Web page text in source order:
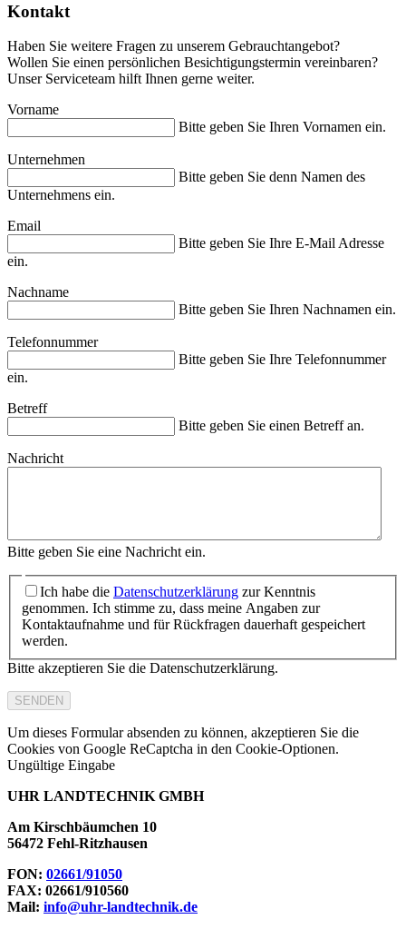
Kontakt
Haben Sie weitere Fragen zu unserem Gebrauchtangebot?
Wollen Sie einen persönlichen Besichtigungstermin vereinbaren?
Unser Serviceteam hilft Ihnen gerne weiter.
Vorname
Bitte geben Sie Ihren Vornamen ein.
Unternehmen
Bitte geben Sie denn Namen des
Unternehmens ein.
Email
Bitte geben Sie Ihre E-Mail Adresse
ein.
Nachname
Bitte geben Sie Ihren Nachnamen ein.
Telefonnummer
Bitte geben Sie Ihre Telefonnummer
ein.
Betreff
Bitte geben Sie einen Betreff an.
Nachricht
Bitte geben Sie eine Nachricht ein.
Ich habe die Datenschutzerklärung zur Kenntnis
genommen. Ich stimme zu, dass meine Angaben zur
Kontaktaufnahme und für Rückfragen dauerhaft gespeichert
werden.
Bitte akzeptieren Sie die Datenschutzerklärung.
SENDEN
Um dieses Formular absenden zu können, akzeptieren Sie die
Cookies von Google ReCaptcha in den Cookie-Optionen.
Ungültige Eingabe
UHR LANDTECHNIK GMBH
Am Kirschbäumchen 10
56472 Fehl-Ritzhausen
FON: 02661/91050
FAX: 02661/910560
Mail: info@uhr-landtechnik.de